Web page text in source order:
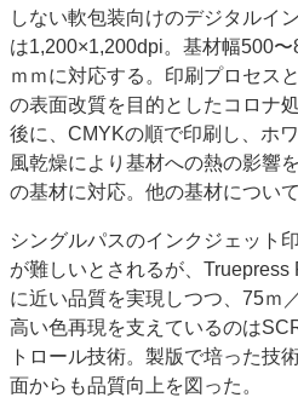
しない軟包装向けのデジタルイ
は1,200×1,200dpi。基材幅500
ｍｍに対応する。印刷プロセス
の表面改質を目的としたコロナ
後に、CMYKの順で印刷し、ホ
風乾燥により基材への熱の影響
の基材に対応。他の基材につい
シングルパスのインクジェット
が難しいとされるが、Truepress
に近い品質を実現しつつ、75ｍ
高い色再現を支えているのは
トロール技術。製版で培った技
面からも品質向上を図った。